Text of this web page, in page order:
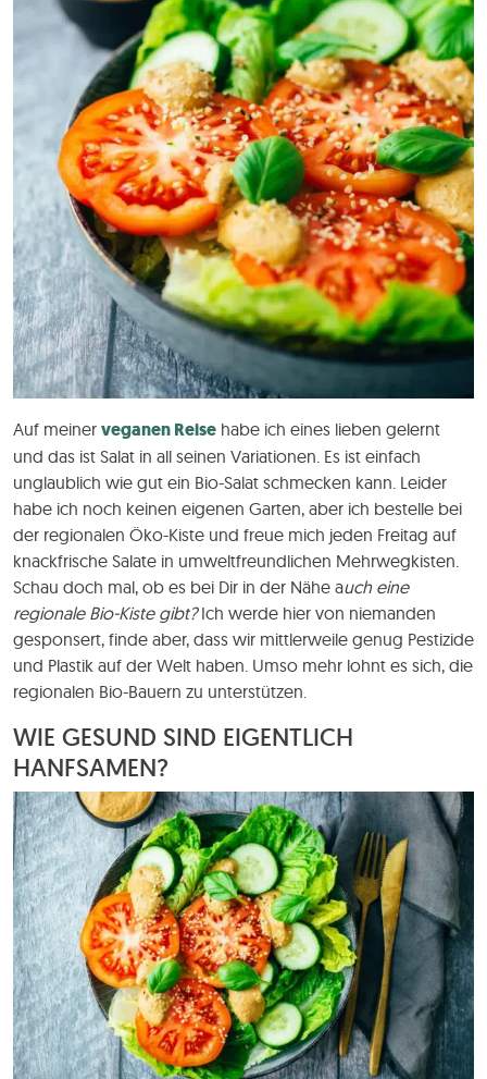
Auf meiner veganen Reise habe ich eines lieben gelernt
und das ist Salat in all seinen Variationen. Es ist einfach
unglaublich wie gut ein Bio-Salat schmecken kann. Leider
habe ich noch keinen eigenen Garten, aber ich bestelle bei
der regionalen Öko-Kiste und freue mich jeden Freitag auf
knackfrische Salate in umweltfreundlichen Mehrwegkisten.
Schau doch mal, ob es bei Dir in der Nähe auch eine
regionale Bio-Kiste gibt?Ich werde hier von niemanden
gesponsert, finde aber, dass wir mittlerweile genug Pestizide
und Plastik auf der Welt haben. Umso mehr lohnt es sich, die
regionalen Bio-Bauern zu unterstützen.
WIE GESUND SIND EIGENTLICH
HANFSAMEN?